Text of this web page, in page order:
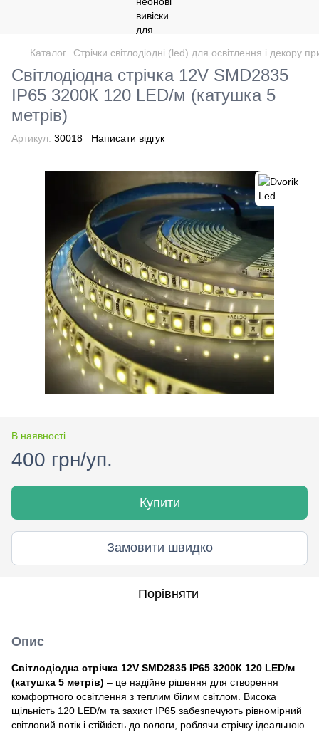
Каталог Стрічки світлодіодні (led) для освітлення і декору
Світлодіодна стрічка 12V SMD2835
IP65 3200К 120 LED/м (катушка 5
метрів)
Артикул: 30018 Написати відгук
В наявності
400 грн/уп.
Купити
Замовити швидко
Порівняти
Опис
Світлодіодна стрічка 12V SMD2835 IP65 3200К 120 LED/м
(катушка 5 метрів) – це надійне рішення для створення
комфортного освітлення з теплим білим світлом. Висока
щільність 120 LED/м та захист IP65 забезпечують рівномірний
світловий потік і стійкість до вологи, роблячи стрічку ідеальною